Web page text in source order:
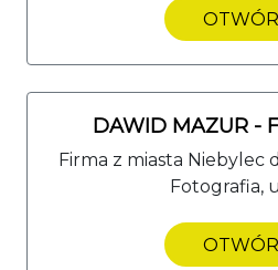
DAWID MAZUR -
Firma z miasta Niebylec
Fotografia,